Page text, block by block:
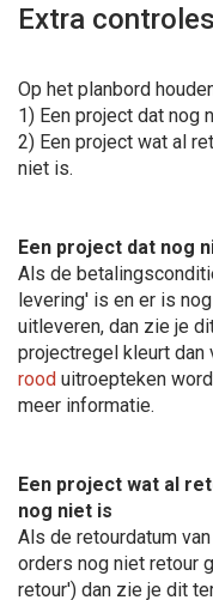
Extra controles
Op het planbord
1) Een project dat nog
2) Een project wat al
niet is.
Een project dat nog
Als de
levering' is en er is
uitleveren, dan zie je
projectregel kleurt dan
rood uitroepteken
meer informatie.
Een project wat al
nog niet is
Als de retourdatum
orders nog niet retour
retour') dan zie je dit